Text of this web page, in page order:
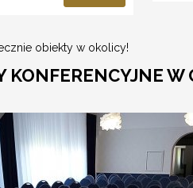
obiekty w okolicy!
KONFERENCYJNE W